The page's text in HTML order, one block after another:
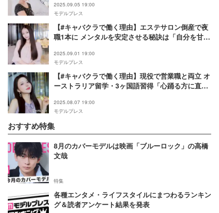
2025.09.05 19:00
モデルプレス
【#キャバクラで働く理由】エステサロン倒産で夜
職1本に メンタルを安定させる秘訣は「自分を甘や
2025.09.01 19:00
モデルプレス
【#キャバクラで働く理由】現役で営業職と両立 オ
ーストラリア留学・3ヶ国語習得「心踊る方に直感
条すず
2025.08.07 19:00
モデルプレス
おすすめ特集
8月のカバーモデルは映画「ブルーロック」の高橋
文哉
特集
各種エンタメ・ライフスタイルにまつわるランキン
グ＆読者アンケート結果を発表